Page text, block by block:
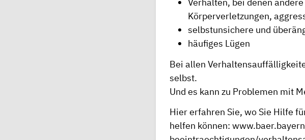
Körperverletzungen,
selbstunsichere und
häufiges Lügen
Bei allen
selbst.
Und es kann zu Problemen mit
Hier erfahren Sie, wo Sie Hilfe
helfen können: